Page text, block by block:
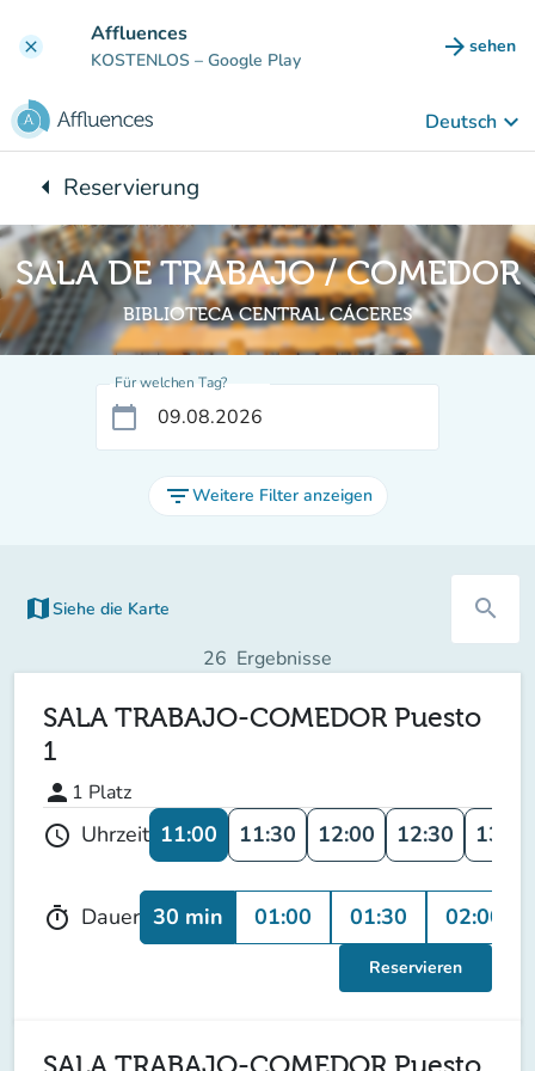
clear Affluences
KOSTENLOS – Google Play arrow_forward sehen
(new
Deutsch keyboard_arrow_down
arrow_leftZurück zu:
Reservierung
SALA DE TRABAJO / COMEDOR
BIBLIOTECA CENTRAL CÁCERES
Für welchen Tag?
calendar_today
filter_listWeitere Filter anzeigen
map Siehe die Karte
(new tab) search
26 Ergebnisse
SALA TRABAJO-COMEDOR Puesto
1
person 1 Platz
schedule Uhrzeit 11:00 11:30 12:00 12:30 13:00
timer Dauer 30 min 01:00 01:30 02:00
Reservieren